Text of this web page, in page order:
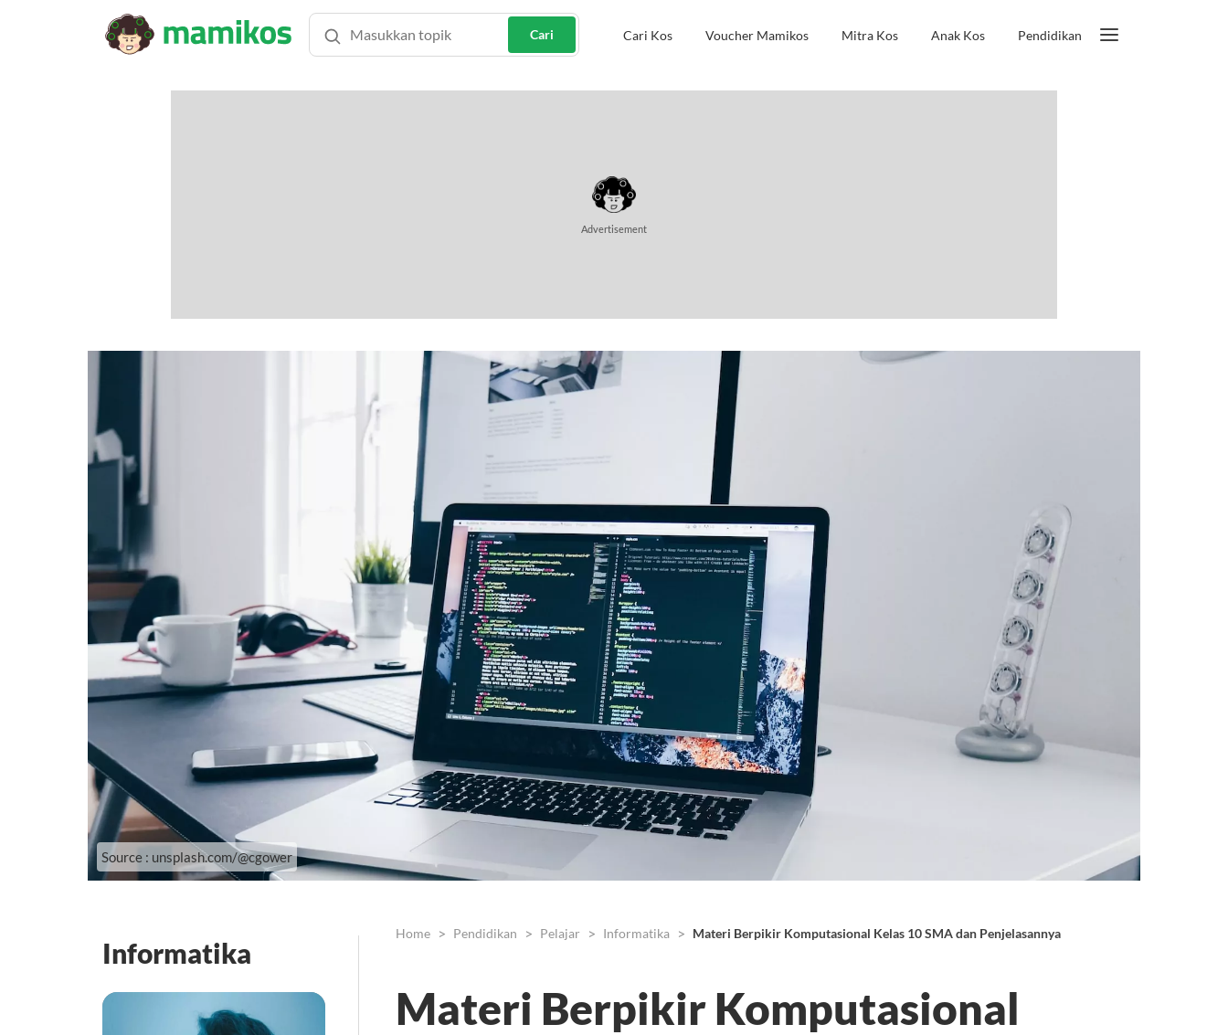
Cari Cari Kos Voucher Mamikos Mitra Kos Anak Kos Pendidikan
Advertisement
Source : unsplash.com/@cgower
Informatika
Home Pendidikan Pelajar Informatika Materi Berpikir Komputasional Kelas 10 SMA dan Penjelasannya
Materi Berpikir Komputasional